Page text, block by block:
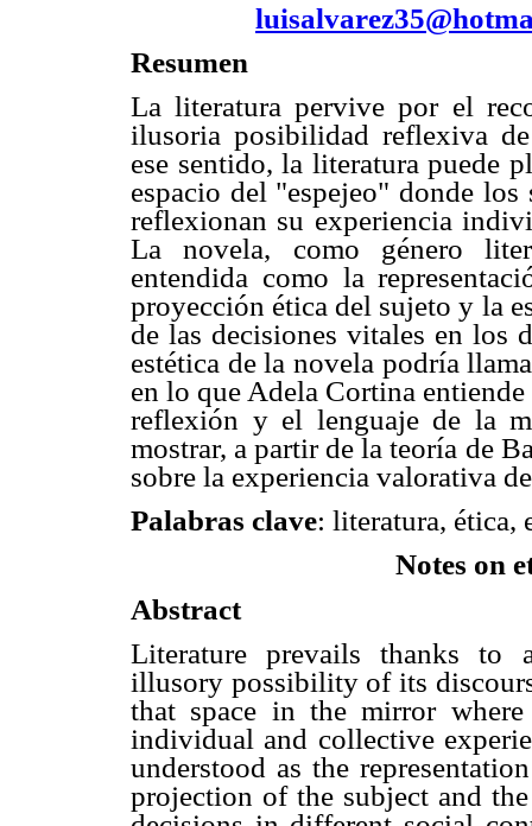
Resumen
La literatura pervive por el
ilusoria posibilidad reflexiva
ese sentido, la literatura puede
espacio del "espejeo" donde
reflexionan su experiencia
La novela, como género
entendida como la
proyección ética del sujeto y la
de las decisiones vitales en los
estética de la novela podría
en lo que Adela Cortina
reflexión y el lenguaje de la
mostrar, a partir de la teoría de
sobre la experiencia valorativa
Palabras clave: literatura, ética,
Notes on
Abstract
Literature prevails thanks to
illusory possibility of its
that space in the mirror
individual and collective
understood as the
projection of the subject and